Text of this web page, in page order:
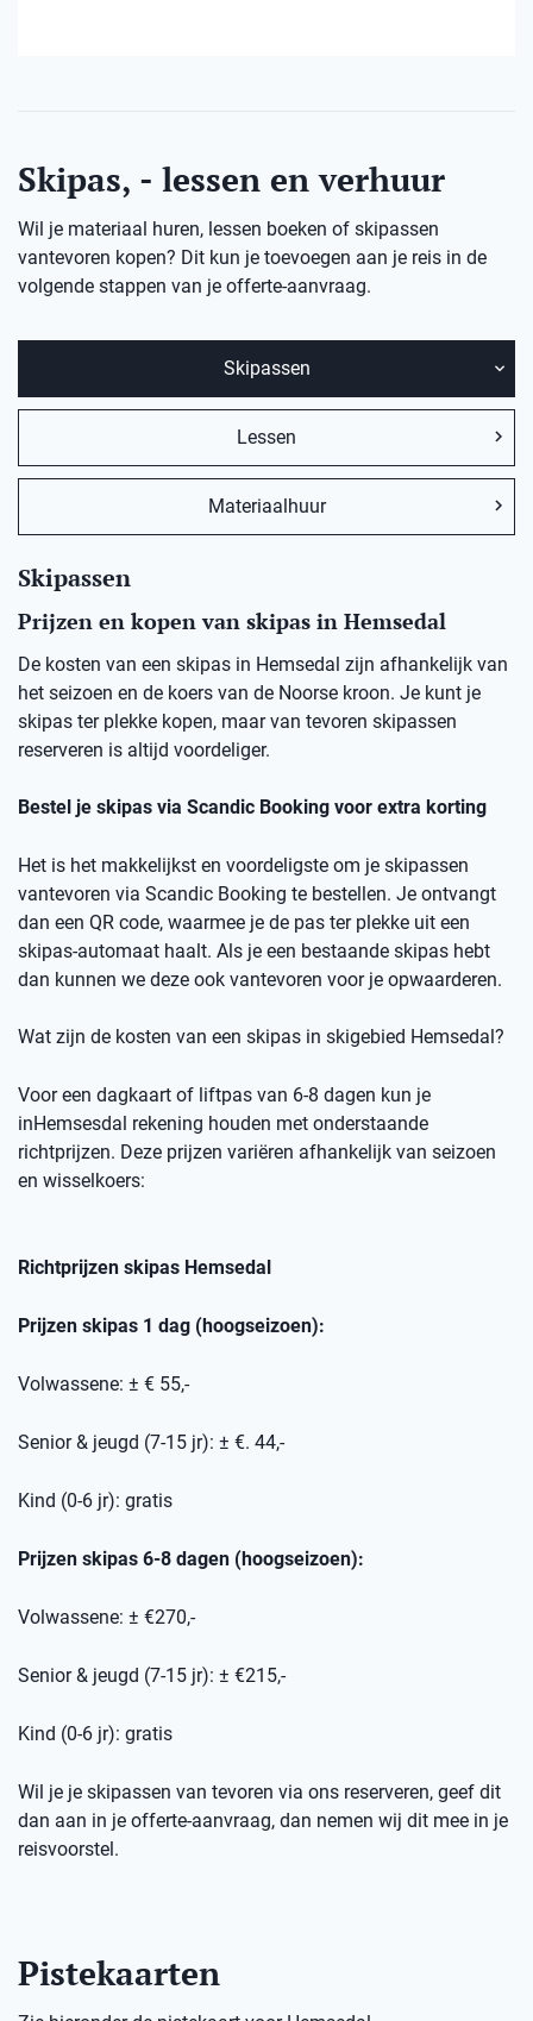
Skipas, - lessen en verhuur
Wil je materiaal huren, lessen boeken of skipassen
vantevoren kopen? Dit kun je toevoegen aan je reis in de
volgende stappen van je offerte-aanvraag.
Skipassen
Lessen
Materiaalhuur
Skipassen
Prijzen en kopen van skipas in Hemsedal
De kosten van een skipas in Hemsedal zijn afhankelijk van
het seizoen en de koers van de Noorse kroon. Je kunt je
skipas ter plekke kopen, maar van tevoren skipassen
reserveren is altijd voordeliger.
Bestel je skipas via Scandic Booking voor extra korting
Het is het makkelijkst en voordeligste om je skipassen
vantevoren via Scandic Booking te bestellen. Je ontvangt
dan een QR code, waarmee je de pas ter plekke uit een
skipas-automaat haalt. Als je een bestaande skipas hebt
dan kunnen we deze ook vantevoren voor je opwaarderen.
Wat zijn de kosten van een skipas in skigebied Hemsedal ?
Voor een dagkaart of liftpas van 6-8 dagen kun je
inHemsesdal rekening houden met onderstaande
richtprijzen. Deze prijzen variëren afhankelijk van seizoen
en wisselkoers:
Richtprijzen skipas Hemsedal
Prijzen skipas 1 dag (hoogseizoen):
Volwassene: ± € 55,-
Senior & jeugd (7-15 jr): ± €. 44,-
Kind (0-6 jr): gratis
Prijzen skipas 6-8 dagen (hoogseizoen):
Volwassene: ± €270,-
Senior & jeugd (7-15 jr): ± €215,-
Kind (0-6 jr): gratis
Wil je je skipassen van tevoren via ons reserveren, geef dit
dan aan in je offerte-aanvraag, dan nemen wij dit mee in je
reisvoorstel.
Pistekaarten